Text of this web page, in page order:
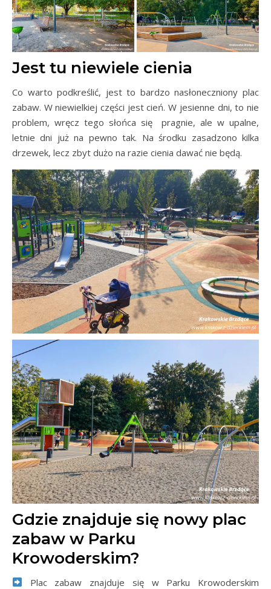
Jest tu niewiele cienia
Co warto podkreślić, jest to bardzo nasłoneczniony plac
zabaw. W niewielkiej części jest cień. W jesienne dni, to nie
problem, wręcz tego słońca się pragnie, ale w upalne,
letnie dni już na pewno tak. Na środku zasadzono kilka
drzewek, lecz zbyt dużo na razie cienia dawać nie będą.
Gdzie znajduje się nowy plac
zabaw w Parku
Krowoderskim?
Plac zabaw znajduje się w Parku Krowoderskim